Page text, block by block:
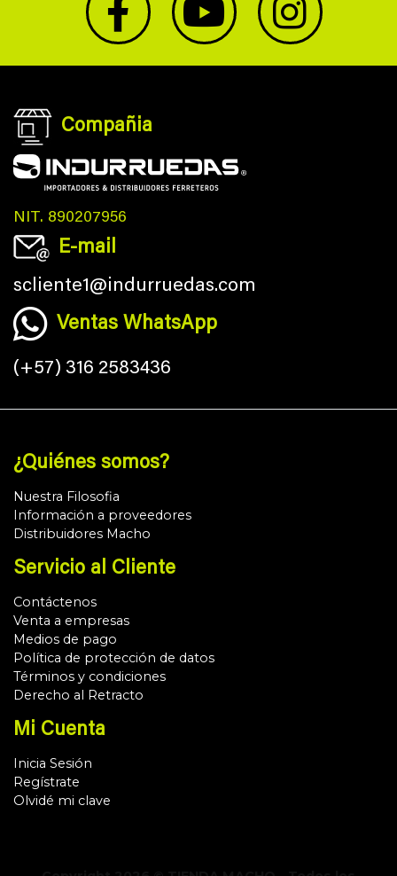
Compañia
NIT. 890207956
E-mail
scliente1@indurruedas.com
Ventas WhatsApp
(+57) 316 2583436
¿Quiénes somos?
Nuestra Filosofia
Información a proveedores
Distribuidores Macho
Servicio al Cliente
Contáctenos
Venta a empresas
Medios de pago
Política de protección de datos
Términos y condiciones
Derecho al Retracto
Mi Cuenta
Inicia Sesión
Regístrate
Olvidé mi clave